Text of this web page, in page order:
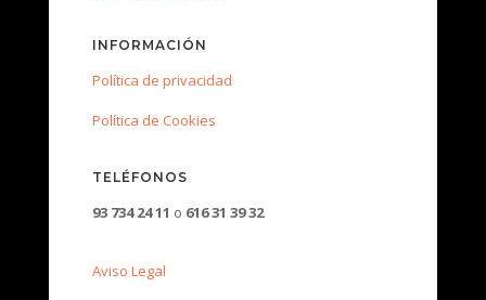
INFORMACIÓN
Política de privacidad
Política de Cookies
TELÉFONOS
93 734 24 11 o 616 31 39 32
Aviso Legal